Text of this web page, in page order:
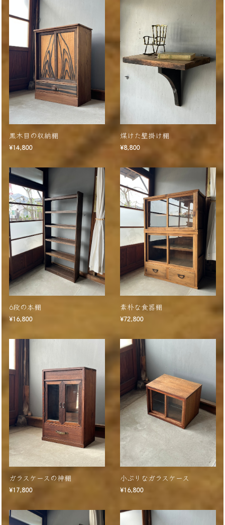
黒木目の収納棚
¥14,800
煤けた壁掛け棚
¥8,800
6段の本棚
¥16,800
素朴な食器棚
¥72,800
ガラスケースの神棚
¥17,800
小ぶりなガラスケース
¥16,800